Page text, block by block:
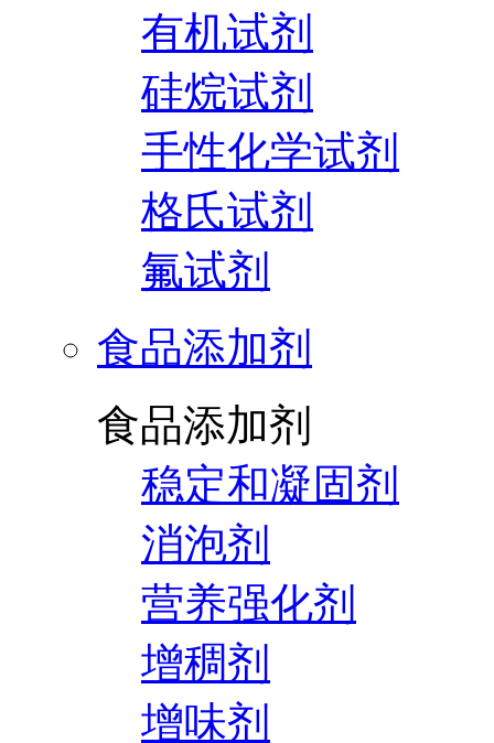
有机试剂
硅烷试剂
手性化学试剂
格氏试剂
氟试剂
食品添加剂
食品添加剂
稳定和凝固剂
消泡剂
营养强化剂
增稠剂
增味剂